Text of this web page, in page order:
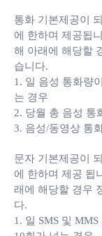
통화 기본제공이
에 한하며 제공됩
해 아래에 해당할
습니다.
1. 일 음성 통화량
는 경우
2. 당월 총 음성 통
3. 음성/동영상 통
문자 기본제공이
에 한하며 제공 됩
래에 해당할 경우
다.
1. 일 SMS 및